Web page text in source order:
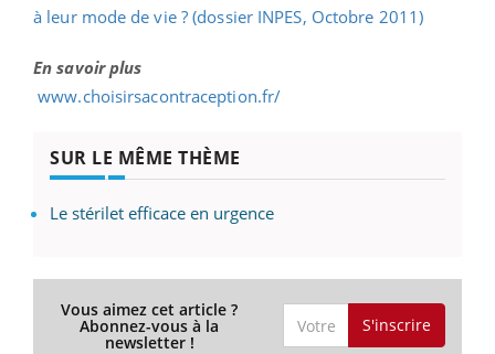
à leur mode de vie ? (dossier INPES, Octobre 2011)
En savoir plus
www.choisirsacontraception.fr/
SUR LE MÊME THÈME
Le stérilet efficace en urgence
Vous aimez cet article ?
Abonnez-vous à la
newsletter !
S'inscrire